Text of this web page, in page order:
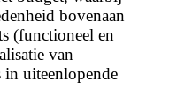
bovenaan
(functioneel en
van
in uiteenlopende